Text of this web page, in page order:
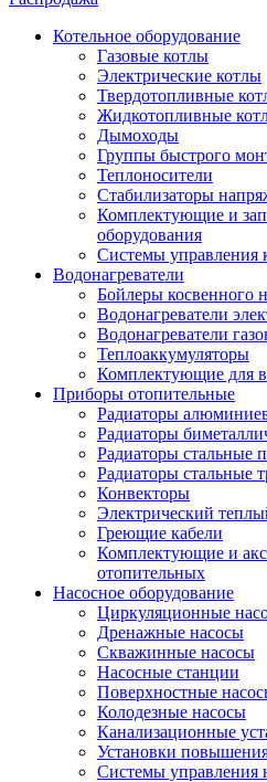
Котельное оборудование
Газовые котлы
Электрические котлы
Твердотопливные
Жидкотопливные
Дымоходы
Группы быстрого
Теплоносители
Стабилизаторы
Комплектующие и
оборудования
Системы управления
Водонагреватели
Бойлеры косвенного
Водонагреватели
Водонагреватели
Теплоаккумуляторы
Комплектующие для
Приборы отопительные
Радиаторы
Радиаторы
Радиаторы стальные
Радиаторы стальные
Конвекторы
Электрический
Греющие кабели
Комплектующие и
отопительных
Насосное оборудование
Циркуляционные
Дренажные насосы
Скважинные насосы
Насосные станции
Поверхностные
Колодезные насосы
Канализационные
Установки
Системы управления